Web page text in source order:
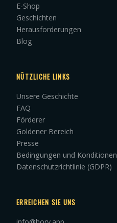
E-Shop
Geschichten
Herausforderungen
Blog
NÜTZLICHE LINKS
Unsere Geschichte
FAQ
Förderer
Goldener Bereich
Presse
Bedingungen und Konditionen
Datenschutzrichtlinie (GDPR)
ERREICHEN SIE UNS